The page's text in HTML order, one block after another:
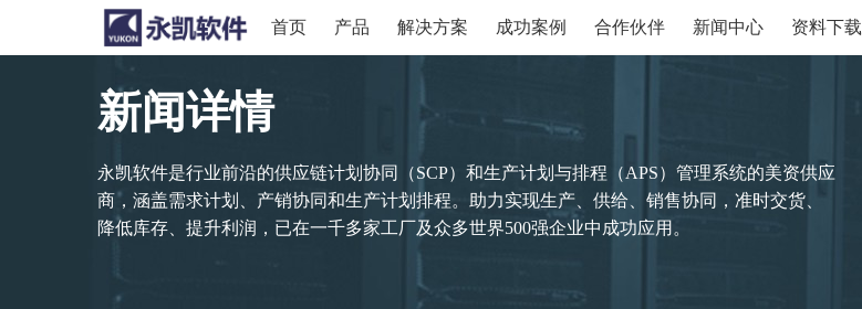
首页 产品 解决方案 成功案例 合作伙伴 新闻中心 资料下载
新闻详情
永凯软件是行业前沿的供应链计划协同（SCP）和生产计划与排程（APS）管理系统的美资供应
商，涵盖需求计划、产销协同和生产计划排程。助力实现生产、供给、销售协同，准时交货、
降低库存、提升利润，已在一千多家工厂及众多世界500强企业中成功应用。